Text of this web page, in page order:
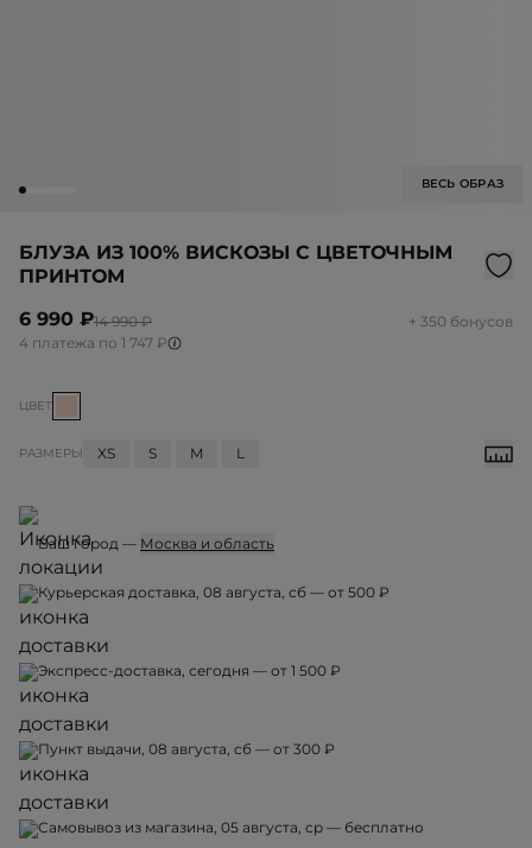
ВЕСЬ ОБРАЗ
БЛУЗА ИЗ 100% ВИСКОЗЫ С ЦВЕТОЧНЫМ
ПРИНТОМ
6 990 ₽14 990 ₽
+ 350 бонусов
4 платежа по 1 747 ₽
ЦВЕТ
РАЗМЕРЫ XS S M L
Ваш город — Москва и область
Курьерская доставка, 08 августа, сб — от 500 ₽
Экспресс-доставка, сегодня — от 1 500 ₽
Пункт выдачи, 08 августа, сб — от 300 ₽
Самовывоз из магазина, 05 августа, ср — бесплатно